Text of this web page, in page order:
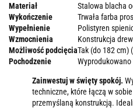
Materiał
Stalowa blacha
Wykończenie
Trwała farba
Wypełnienie
Polistyren
Wzmocnienia
Konstrukcja
Możliwość podcięciaTak (do 182 cm)
Pochodzenie
Wyprodukowano
Zainwestuj w święty spokój.
techniczne, które łączą w
przemyślaną konstrukcją.